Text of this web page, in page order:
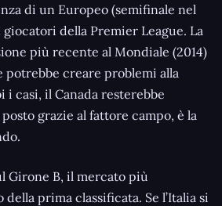
di un Europeo (semifinale nel
giocatori della Premier League. La
più recente al Mondiale (2014)
potrebbe creare problemi alla
i casi, il Canada resterebbe
grazie al fattore campo, è la
Girone B, il mercato più
prima classificata. Se l’Italia si